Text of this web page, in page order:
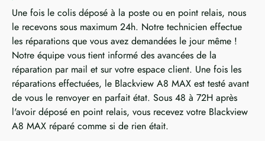
Une fois le colis déposé à la poste ou en point relais, nous
le recevons sous maximum 24h. Notre technicien effectue
les réparations que vous avez demandées le jour même !
Notre équipe vous tient informé des avancées de la
réparation par mail et sur votre espace client. Une fois les
réparations effectuées, le Blackview A8 MAX est testé avant
de vous le renvoyer en parfait état. Sous 48 à 72H après
l'avoir déposé en point relais, vous recevez votre Blackview
A8 MAX réparé comme si de rien était.